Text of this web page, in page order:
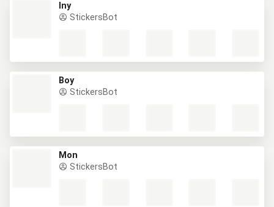
lny
StickersBot
Boy
StickersBot
Mon
StickersBot